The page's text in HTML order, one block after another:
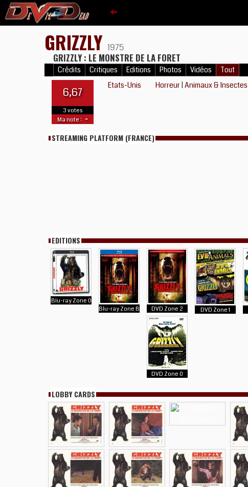
GRIZZLY 1975
GRIZZLY : LE MONSTRE DE LA FORET
Crédits Critiques Editions Photos Vidéos Tout
6,67
3 votes
Ma note : -
Etats-Unis Horreur |Animaux & Insectes
STREAMING PLATFORM (FRANCE)
EDITIONS
Blu-ray Zone 0
Blu-ray Zone B
DVD Zone 2 DVD Zone 1
DVD Zone 0
LOBBY CARDS